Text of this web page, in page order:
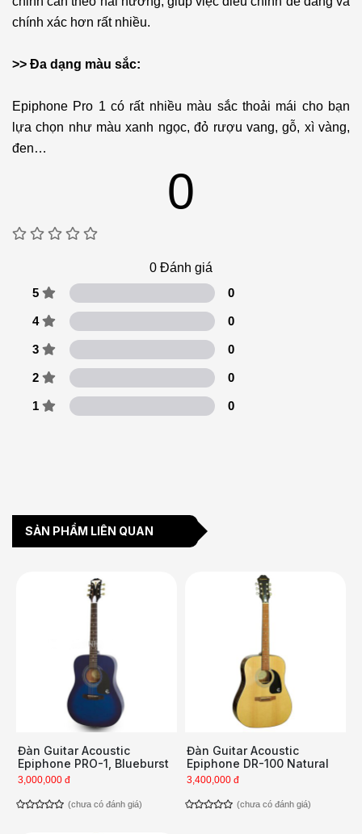
chính xác hơn rất nhiều.
>> Đa dạng màu sắc:
Epiphone Pro 1 có rất nhiều màu sắc thoải mái cho bạn
lựa chọn như màu xanh ngọc, đỏ rượu vang, gỗ, xì vàng,
đen…
0
0 Đánh giá
5
0
4 0
3 0
2 0
1 0
SẢN PHẨM LIÊN QUAN
Đàn Guitar Acoustic
Epiphone PRO-1, Blueburst
3,000,000 đ
(chưa có đánh giá)
Đàn Guitar Acoustic
Epiphone DR-100 Natural
3,400,000 đ
(chưa có đánh giá)